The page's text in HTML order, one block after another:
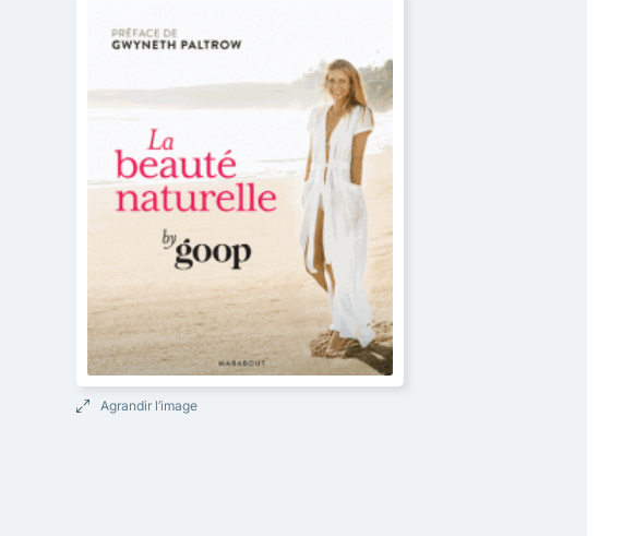
Agrandir l’image